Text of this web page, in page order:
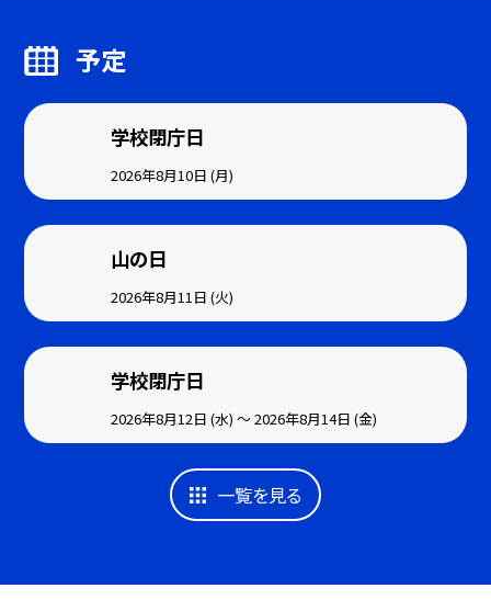
予定
学校閉庁日
2026年8月10日 (月)
山の日
2026年8月11日 (火)
学校閉庁日
2026年8月12日 (水) ～ 2026年8月14日 (金)
一覧を見る